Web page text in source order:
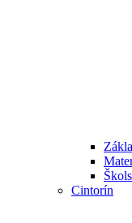
Cintorín